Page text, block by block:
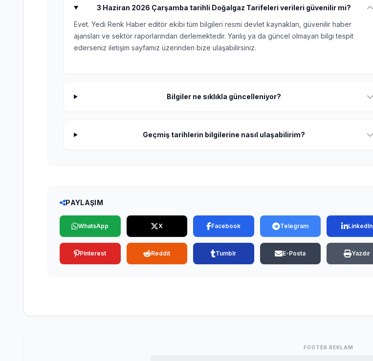
3 Haziran 2026 Çarşamba tarihli Doğalgaz Tarifeleri verileri güvenilir mi?
Evet. Yedi Renk Haber editör ekibi tüm bilgileri resmi devlet kaynakları, güvenilir haber
ajansları ve sektör raporlarından derlemektedir. Yanlış ya da güncel olmayan bilgi tespit
ederseniz iletişim sayfamız üzerinden bize ulaşabilirsiniz.
Bilgiler ne sıklıkla güncelleniyor?
Geçmiş tarihlerin bilgilerine nasıl ulaşabilirim?
PAYLAŞIM
WhatsApp X Facebook Telegram LinkedIn
Pinterest Reddit Tumblr E-Posta Yazdır
FOOTER REKLAM